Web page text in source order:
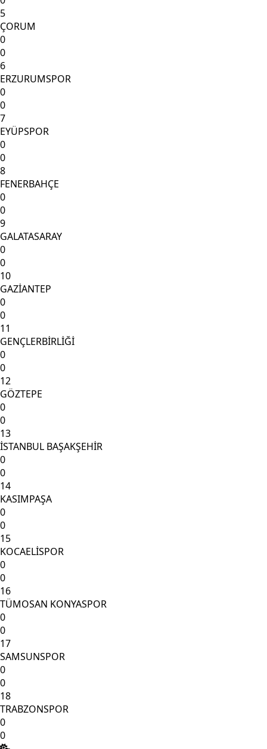
5
ÇORUM
0
0
6
ERZURUMSPOR
0
0
7
EYÜPSPOR
0
0
8
FENERBAHÇE
0
0
9
GALATASARAY
0
0
10
GAZİANTEP
0
0
11
GENÇLERBİRLİĞİ
0
0
12
GÖZTEPE
0
0
13
İSTANBUL BAŞAKŞEHİR
0
0
14
KASIMPAŞA
0
0
15
KOCAELİSPOR
0
0
16
TÜMOSAN KONYASPOR
0
0
17
SAMSUNSPOR
0
0
18
TRABZONSPOR
0
0